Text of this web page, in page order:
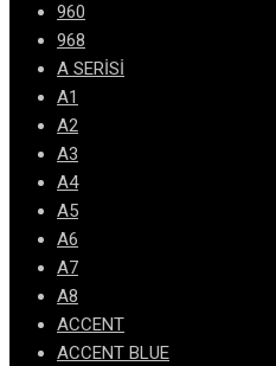
960
968
A SERİSİ
A1
A2
A3
A4
A5
A6
A7
A8
ACCENT
ACCENT BLUE